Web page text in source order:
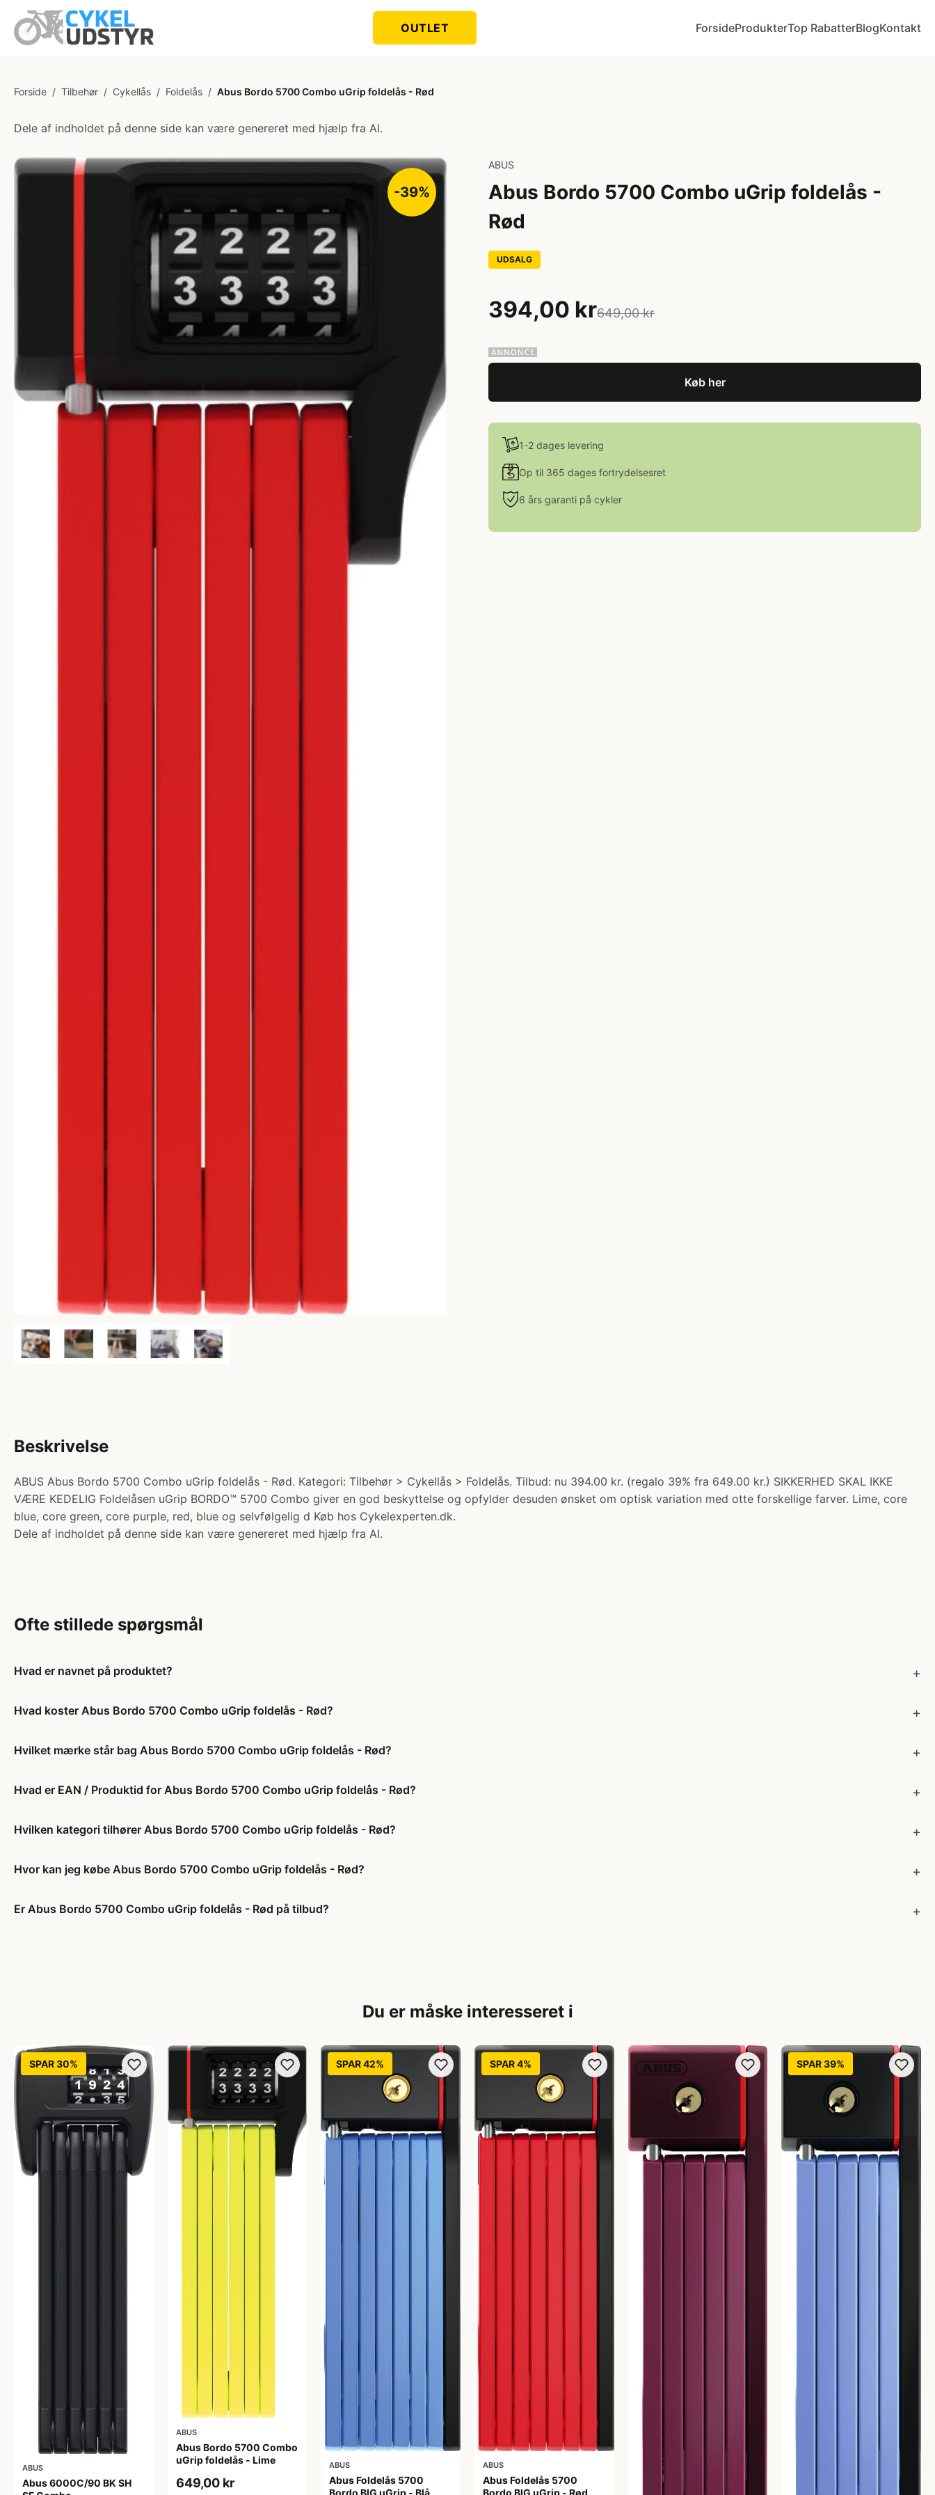
OUTLET ForsideProdukterTop RabatterBlogKontakt
Forside / Tilbehør / Cykellås / Foldelås / Abus Bordo 5700 Combo uGrip foldelås - Rød
Dele af indholdet på denne side kan være genereret med hjælp fra AI.
-39%
ABUS
Abus Bordo 5700 Combo uGrip foldelås -
Rød
UDSALG
394,00 kr649,00 kr
Køb her
1-2 dages levering
Op til 365 dages fortrydelsesret
6 års garanti på cykler
Beskrivelse
ABUS Abus Bordo 5700 Combo uGrip foldelås - Rød. Kategori: Tilbehør > Cykellås > Foldelås. Tilbud: nu 394.00 kr. (regalo 39% fra 649.00 kr.) SIKKERHED SKAL IKKE
VÆRE KEDELIG Foldelåsen uGrip BORDO™ 5700 Combo giver en god beskyttelse og opfylder desuden ønsket om optisk variation med otte forskellige farver. Lime, core
blue, core green, core purple, red, blue og selvfølgelig d Køb hos Cykelexperten.dk.
Dele af indholdet på denne side kan være genereret med hjælp fra AI.
Ofte stillede spørgsmål
Hvad er navnet på produktet?
Hvad koster Abus Bordo 5700 Combo uGrip foldelås - Rød?
Hvilket mærke står bag Abus Bordo 5700 Combo uGrip foldelås - Rød?
Hvad er EAN / Produktid for Abus Bordo 5700 Combo uGrip foldelås - Rød?
Hvilken kategori tilhører Abus Bordo 5700 Combo uGrip foldelås - Rød?
Hvor kan jeg købe Abus Bordo 5700 Combo uGrip foldelås - Rød?
Er Abus Bordo 5700 Combo uGrip foldelås - Rød på tilbud?
Du er måske interesseret i
SPAR 30%
ABUS
Abus 6000C/90 BK SH
ABUS
Abus Bordo 5700 Combo
uGrip foldelås - Lime
649,00 kr
SPAR 42%
ABUS
Abus Foldelås 5700
SPAR 4%
ABUS
Abus Foldelås 5700
SPAR 39%